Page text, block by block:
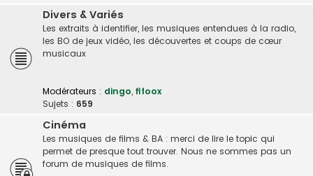
Divers & Variés
Les extraits à identifier, les musiques entendues à la radio,
les BO de jeux vidéo, les découvertes et coups de cœur
musicaux
Modérateurs : dingo, fifoox
Sujets : 659
Cinéma
Les musiques de films & BA : merci de lire le topic qui
permet de presque tout trouver. Nous ne sommes pas un
forum de musiques de films.